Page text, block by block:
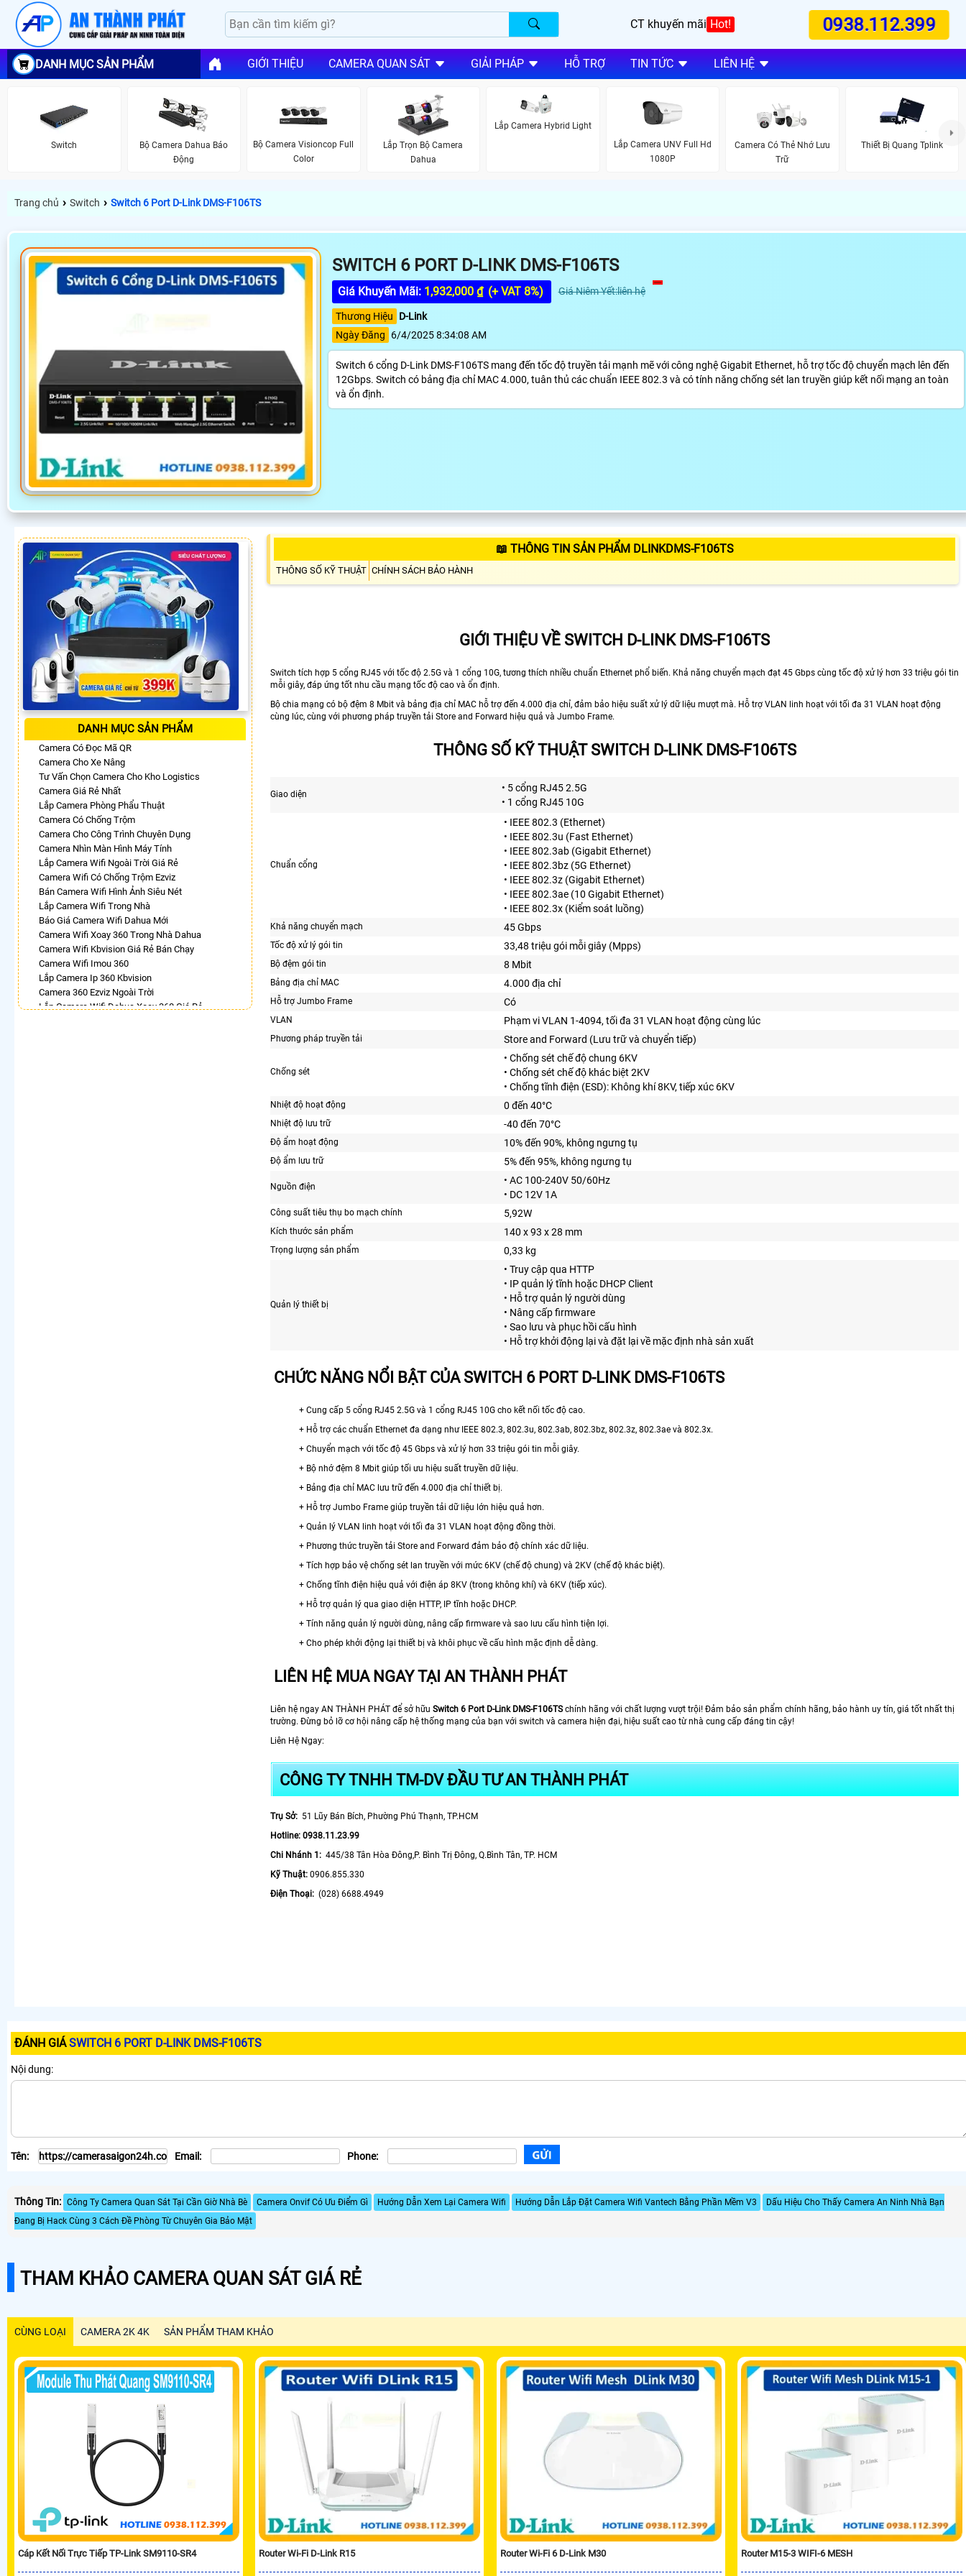
CT khuyến mãi Hot! 0938.112.399
DANH MỤC SẢN PHẨM GIỚI THIỆU CAMERA QUAN SÁT GIẢI PHÁP HỖ TRỢ TIN TỨC LIÊN HỆ
Switch
Bộ Camera Dahua Báo
Động
Bộ Camera Visioncop Full
Color
Lắp Trọn Bộ Camera
Dahua
Lắp Camera Hybrid Light
Lắp Camera UNV Full Hd
1080P
Camera Có Thẻ Nhớ Lưu
Trữ
Thiết Bị Quang Tplink
Trang chủ › Switch › Switch 6 Port D-Link DMS-F106TS
SWITCH 6 PORT D-LINK DMS-F106TS
Giá Khuyến Mãi: 1,932,000 ₫ (+ VAT 8%) Giá Niêm Yết:liên hệ
Thương Hiệu
D-Link
Ngày Đăng
6/4/2025 8:34:08 AM
Switch 6 cổng D-Link DMS-F106TS mang đến tốc độ truyền tải mạnh mẽ với công nghệ Gigabit Ethernet, hỗ trợ tốc độ chuyển mạch lên đến
12Gbps. Switch có bảng địa chỉ MAC 4.000, tuân thủ các chuẩn IEEE 802.3 và có tính năng chống sét lan truyền giúp kết nối mạng an toàn
và ổn định.
DANH MỤC SẢN PHẨM
Camera Có Đọc Mã QR
Camera Cho Xe Nâng
Tư Vấn Chọn Camera Cho Kho Logistics
Camera Giá Rẻ Nhất
Lắp Camera Phòng Phẩu Thuật
Camera Có Chống Trộm
Camera Cho Công Trình Chuyên Dụng
Camera Nhìn Màn Hình Máy Tính
Lắp Camera Wifi Ngoài Trời Giá Rẻ
Camera Wifi Có Chống Trộm Ezviz
Bán Camera Wifi Hình Ảnh Siêu Nét
Lắp Camera Wifi Trong Nhà
Báo Giá Camera Wifi Dahua Mới
Camera Wifi Xoay 360 Trong Nhà Dahua
Camera Wifi Kbvision Giá Rẻ Bán Chạy
Camera Wifi Imou 360
Lắp Camera Ip 360 Kbvision
Camera 360 Ezviz Ngoài Trời
Lắp Camera Wifi Dahua Xoay 360 Giá Rẻ
📖 THÔNG TIN SẢN PHẨM DLINKDMS-F106TS
THÔNG SỐ KỸ THUẬT CHÍNH SÁCH BẢO HÀNH
GIỚI THIỆU VỀ SWITCH D-LINK DMS-F106TS
Switch tích hợp 5 cổng RJ45 với tốc độ 2.5G và 1 cổng 10G, tương thích nhiều chuẩn Ethernet phổ biến. Khả năng chuyển mạch đạt 45 Gbps cùng tốc độ xử lý hơn 33 triệu gói tin
mỗi giây, đáp ứng tốt nhu cầu mạng tốc độ cao và ổn định.
Bộ chia mạng có bộ đệm 8 Mbit và bảng địa chỉ MAC hỗ trợ đến 4.000 địa chỉ, đảm bảo hiệu suất xử lý dữ liệu mượt mà. Hỗ trợ VLAN linh hoạt với tối đa 31 VLAN hoạt động
cùng lúc, cùng với phương pháp truyền tải Store and Forward hiệu quả và Jumbo Frame.
THÔNG SỐ KỸ THUẬT SWITCH D-LINK DMS-F106TS
Giao diện
• 5 cổng RJ45 2.5G
• 1 cổng RJ45 10G
Chuẩn cổng
• IEEE 802.3 (Ethernet)
• IEEE 802.3u (Fast Ethernet)
• IEEE 802.3ab (Gigabit Ethernet)
• IEEE 802.3bz (5G Ethernet)
• IEEE 802.3z (Gigabit Ethernet)
• IEEE 802.3ae (10 Gigabit Ethernet)
• IEEE 802.3x (Kiểm soát luồng)
Khả năng chuyển mạch 45 Gbps
Tốc độ xử lý gói tin 33,48 triệu gói mỗi giây (Mpps)
Bộ đệm gói tin 8 Mbit
Bảng địa chỉ MAC 4.000 địa chỉ
Hỗ trợ Jumbo Frame Có
VLAN Phạm vi VLAN 1-4094, tối đa 31 VLAN hoạt động cùng lúc
Phương pháp truyền tải Store and Forward (Lưu trữ và chuyển tiếp)
Chống sét
• Chống sét chế độ chung 6KV
• Chống sét chế độ khác biệt 2KV
• Chống tĩnh điện (ESD): Không khí 8KV, tiếp xúc 6KV
Nhiệt độ hoạt động 0 đến 40°C
Nhiệt độ lưu trữ -40 đến 70°C
Độ ẩm hoạt động 10% đến 90%, không ngưng tụ
Độ ẩm lưu trữ 5% đến 95%, không ngưng tụ
Nguồn điện
• AC 100-240V 50/60Hz
• DC 12V 1A
Công suất tiêu thụ bo mạch chính 5,92W
Kích thước sản phẩm 140 x 93 x 28 mm
Trọng lượng sản phẩm 0,33 kg
Quản lý thiết bị
• Truy cập qua HTTP
• IP quản lý tĩnh hoặc DHCP Client
• Hỗ trợ quản lý người dùng
• Nâng cấp firmware
• Sao lưu và phục hồi cấu hình
• Hỗ trợ khởi động lại và đặt lại về mặc định nhà sản xuất
CHỨC NĂNG NỔI BẬT CỦA SWITCH 6 PORT D-LINK DMS-F106TS
+ Cung cấp 5 cổng RJ45 2.5G và 1 cổng RJ45 10G cho kết nối tốc độ cao.
+ Hỗ trợ các chuẩn Ethernet đa dạng như IEEE 802.3, 802.3u, 802.3ab, 802.3bz, 802.3z, 802.3ae và 802.3x.
+ Chuyển mạch với tốc độ 45 Gbps và xử lý hơn 33 triệu gói tin mỗi giây.
+ Bộ nhớ đệm 8 Mbit giúp tối ưu hiệu suất truyền dữ liệu.
+ Bảng địa chỉ MAC lưu trữ đến 4.000 địa chỉ thiết bị.
+ Hỗ trợ Jumbo Frame giúp truyền tải dữ liệu lớn hiệu quả hơn.
+ Quản lý VLAN linh hoạt với tối đa 31 VLAN hoạt động đồng thời.
+ Phương thức truyền tải Store and Forward đảm bảo độ chính xác dữ liệu.
+ Tích hợp bảo vệ chống sét lan truyền với mức 6KV (chế độ chung) và 2KV (chế độ khác biệt).
+ Chống tĩnh điện hiệu quả với điện áp 8KV (trong không khí) và 6KV (tiếp xúc).
+ Hỗ trợ quản lý qua giao diện HTTP, IP tĩnh hoặc DHCP.
+ Tính năng quản lý người dùng, nâng cấp firmware và sao lưu cấu hình tiện lợi.
+ Cho phép khởi động lại thiết bị và khôi phục về cấu hình mặc định dễ dàng.
LIÊN HỆ MUA NGAY TẠI AN THÀNH PHÁT
Liên hệ ngay AN THÀNH PHÁT để sở hữu Switch 6 Port D-Link DMS-F106TSchính hãng với chất lượng vượt trội! Đảm bảo sản phẩm chính hãng, bảo hành uy tín, giá tốt nhất thị
trường. Đừng bỏ lỡ cơ hội nâng cấp hệ thống mạng của bạn với switch và camera hiện đại, hiệu suất cao từ nhà cung cấp đáng tin cậy!
Liên Hệ Ngay:
CÔNG TY TNHH TM-DV ĐẦU TƯ AN THÀNH PHÁT
Trụ Sở: 51 Lũy Bán Bích, Phường Phú Thạnh, TP.HCM
Hotline: 0938.11.23.99
Chi Nhánh 1: 445/38 Tân Hòa Đông,P. Bình Trị Đông, Q.Bình Tân, TP. HCM
Kỹ Thuật: 0906.855.330
Điện Thoại: (028) 6688.4949
ĐÁNH GIÁSWITCH 6 PORT D-LINK DMS-F106TS
Nội dung:
Tên: Email: Phone:
Thông Tin: Công Ty Camera Quan Sát Tại Cần Giờ Nhà Bè Camera Onvif Có Ưu Điểm Gì Hướng Dẫn Xem Lại Camera Wifi Hướng Dẫn Lắp Đặt Camera Wifi Vantech Bằng Phần Mềm V3
Dấu Hiệu Cho Thấy Camera An Ninh Nhà Bạn
Đang Bị Hack Cùng 3 Cách Đề Phòng Từ Chuyên Gia Bảo Mật
THAM KHẢO CAMERA QUAN SÁT GIÁ RẺ
CÙNG LOẠI CAMERA 2K 4K SẢN PHẨM THAM KHẢO
Cáp Kết Nối Trực Tiếp TP-Link SM9110-SR4 Router Wi-Fi D-Link R15 Router Wi-Fi 6 D-Link M30 Router M15-3 WIFI-6 MESH